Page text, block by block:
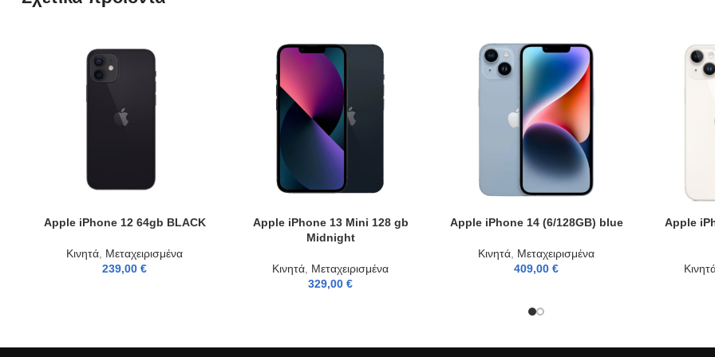
ADD TO CART
Apple iPhone 12 64gb BLACK
Κινητά Μεταχειρισμένα
239,00 €
ADD TO CART
Apple iPhone 13 Mini 128 gb
Midnight
Κινητά Μεταχειρισμένα
329,00 €
ADD TO CART
Apple iPhone 14 (6/128GB) blue
Κινητά Μεταχειρισμένα
409,00 €
ADD TO
Apple